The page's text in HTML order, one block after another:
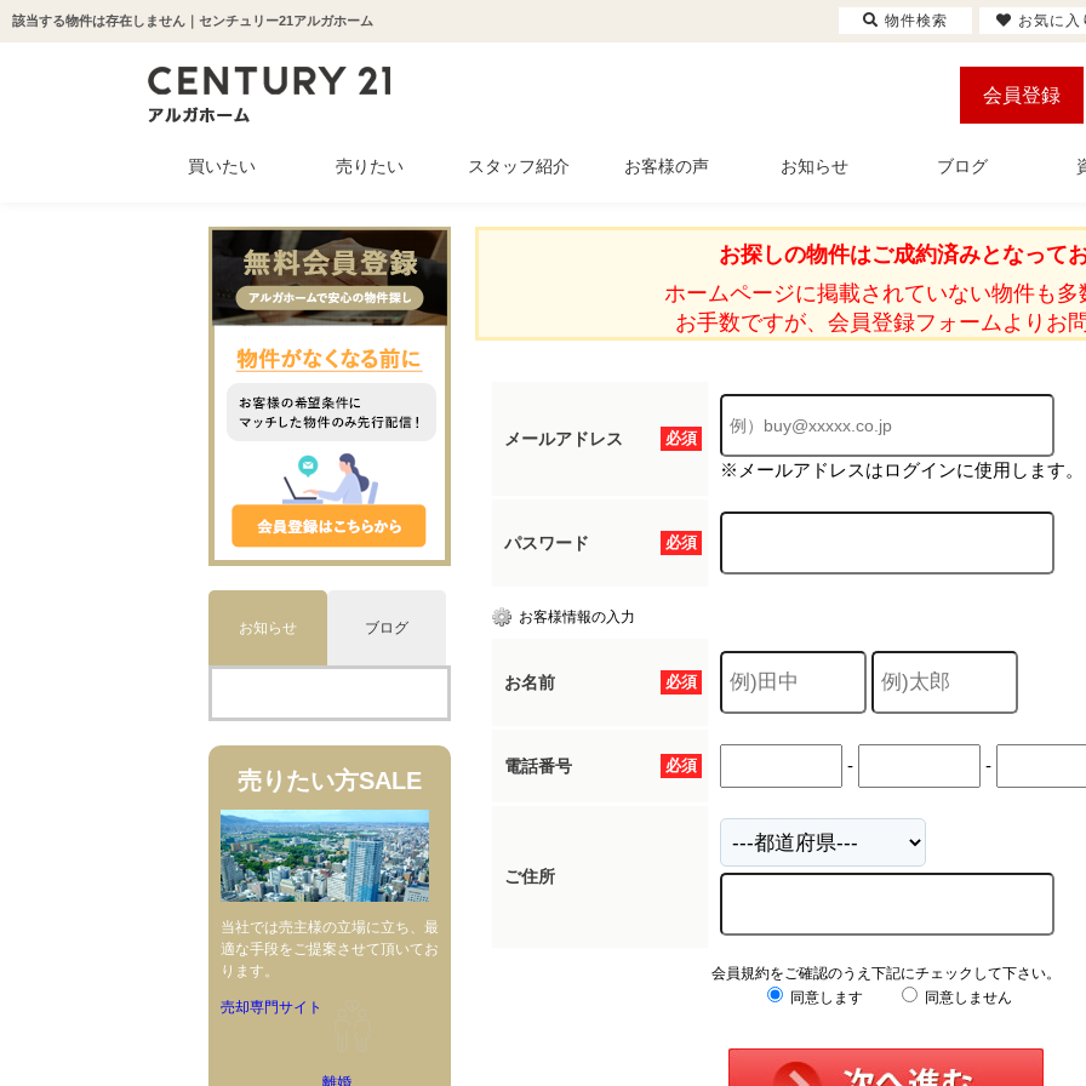
該当する物件は存在しません｜センチュリー21アルガホーム
会員登録
買いたい
新築一戸建て
中古一戸建て
中古マンション
土地
収益物件
売りたい スタッフ紹介 お客様の声 お知らせ ブログ
お探しの物件はご成約済みとなってお
ホームページに掲載されていない物件も多
お手数ですが、会員登録フォームよりお
必須
メールアドレス
※メールアドレスはログインに使用します。
必須
パスワード
お客様情報の入力
必須
お名前
必須
電話番号 - -
ご住所
会員規約をご確認のうえ下記にチェックして下さい。
同意します
同意しません
お知らせ ブログ
売りたい方SALE
当社では売主様の立場に立ち、最
適な手段をご提案させて頂いてお
ります。
売却専門サイト
離婚
物件検索 お気に入